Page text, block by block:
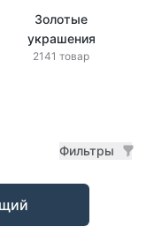
Золотые
украшения
2141 товар
Фильтры